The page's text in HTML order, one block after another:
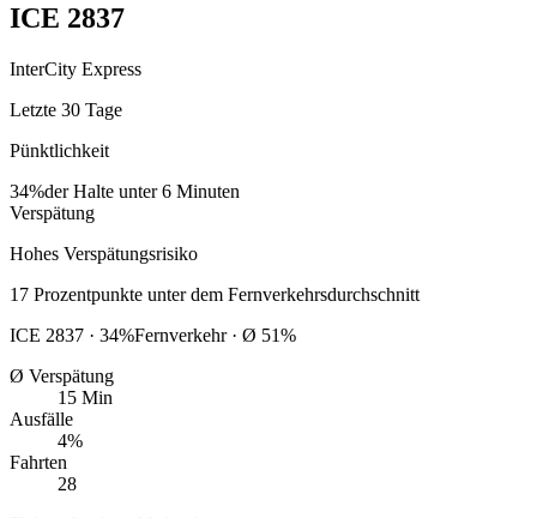
ICE 2837
InterCity Express
Letzte 30 Tage
Pünktlichkeit
34%der Halte unter 6 Minuten
Verspätung
Hohes Verspätungsrisiko
17 Prozentpunkte unter dem Fernverkehrsdurchschnitt
ICE 2837 · 34%Fernverkehr · Ø 51%
Ø Verspätung
15 Min
Ausfälle
4%
Fahrten
28